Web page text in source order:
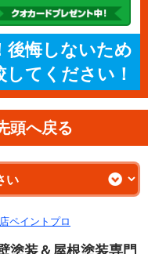
後悔しないため
てください！
頭へ戻る